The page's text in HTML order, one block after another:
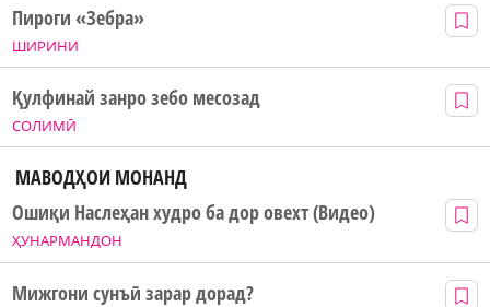
ШИРИНИ
Пироги «Зебра»
СОЛИМӢ
Қулфинай занро зебо месозад
МАВОДҲОИ МОНАНД
ҲУНАРМАНДОН
Ошиқи Наслеҳан худро ба дор овехт (Видео)
Мижгони сунъӣ зарар дорад?